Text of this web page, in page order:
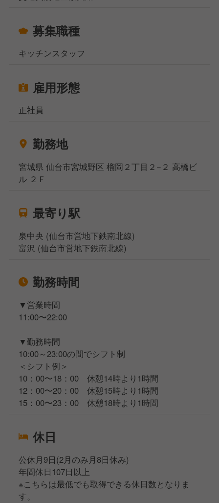
募集職種
キッチンスタッフ
雇用形態
正社員
勤務地
宮城県 仙台市宮城野区 榴岡２丁目２−２ 高橋ビ
ル ２Ｆ
最寄り駅
泉中央 (仙台市営地下鉄南北線)
富沢 (仙台市営地下鉄南北線)
勤務時間
▼営業時間
11:00〜22:00
▼勤務時間
10:00～23:00の間でシフト制
＜シフト例＞
10：00〜18：00 休憩14時より1時間
12：00〜20：00 休憩15時より1時間
15：00〜23：00 休憩18時より1時間
休日
公休月9日(2月のみ月8日休み)
年間休日107日以上
※こちらは最低でも取得できる休日数となりま
す。